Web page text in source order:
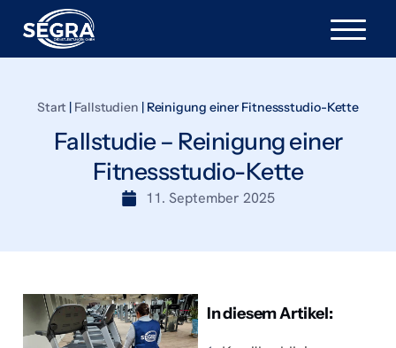
Start | Fallstudien | Reinigung einer Fitnessstudio-Kette
Fallstudie – Reinigung einer
Fitnessstudio-Kette
11. September 2025
In diesem Artikel: